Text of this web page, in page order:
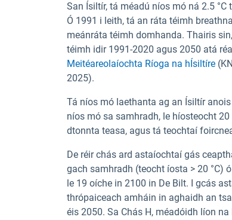
San Ísiltír, tá méadú níos mó ná 2.5
Ó 1991 i leith, tá an ráta téimh
meánráta téimh domhanda. Thairis
téimh idir 1991-2020 agus 2050 atá
Meitéareolaíochta Ríoga na hÍsiltíre
2025).
Tá níos mó laethanta ag an Ísiltír
níos mó sa samhradh, le híosteocht
dtonnta teasa, agus tá teochtaí
De réir chás ard astaíochtaí gás
gach samhradh (teocht íosta > 20 °C)
le 19 oíche in 2100 in De Bilt. I gcás
thrópaiceach amháin in aghaidh an
éis 2050. Sa Chás H, méadóidh líon